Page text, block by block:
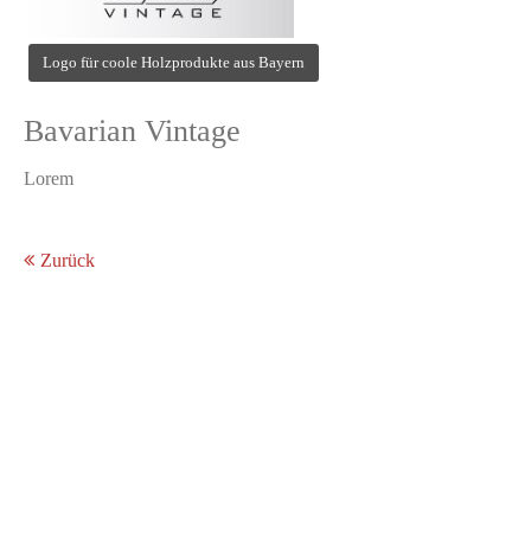
Logo für coole Holzprodukte aus Bayern
Bavarian Vintage
Lorem
Zurück